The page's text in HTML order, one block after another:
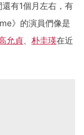
有1個月左右，有
》的演員們像是
允貞、 朴圭瑛在近